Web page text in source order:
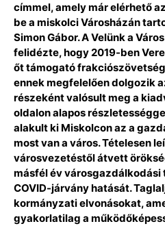
címmel, amely már elérhető
be a miskolci Városházán
Simon Gábor. A Velünk a
felidézte, hogy 2019-ben
őt támogató
ennek megfelelően dolgozik
részeként valósult meg a
oldalon alapos
alakult ki Miskolcon az a
most van a város. Tételesen
városvezetéstől átvett
másfél év városgazdálkodási
COVID-járvány hatását.
kormányzati elvonásokat,
gyakorlatilag a